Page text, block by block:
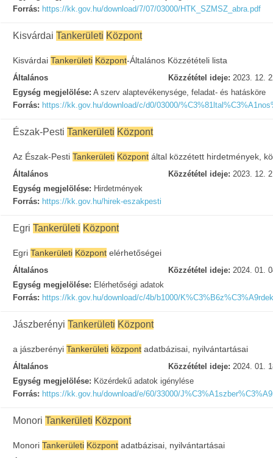
Forrás: https://kk.gov.hu/download/7/07/03000/HTK_SZMSZ_abra.pdf
Kisvárdai Tankerületi Központ
Kisvárdai Tankerületi Központ-Általános Közzétételi lista
Általános Közzététel ideje: 2023. 12.
Egység megjelölése: A szerv alaptevékenysége, feladat- és hatásköre
Forrás: https://kk.gov.hu/download/c/d0/03000/
Észak-Pesti Tankerületi Központ
Az Észak-Pesti Tankerületi Központ által közzétett hirdetmények,
Általános Közzététel ideje: 2023. 12.
Egység megjelölése: Hirdetmények
Forrás: https://kk.gov.hu/hirek-eszakpesti
Egri Tankerületi Központ
Egri Tankerületi Központ elérhetőségei
Általános Közzététel ideje: 2024. 01.
Egység megjelölése: Elérhetőségi adatok
Forrás: https://kk.gov.hu/download/c/4b/b1000/
Jászberényi Tankerületi Központ
a jászberényi Tankerületi központ adatbázisai, nyilvántartásai
Általános Közzététel ideje: 2024. 01.
Egység megjelölése: Közérdekű adatok igénylése
Forrás: https://kk.gov.hu/download/e/60/33000/
Monori Tankerületi Központ
Monori Tankerületi Központ adatbázisai, nyilvántartásai